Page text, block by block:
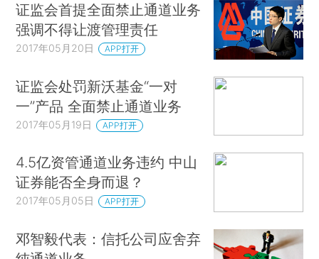
证监会首提全面禁止通道业务
强调不得让渡管理责任
2017年05月20日 APP打开
证监会处罚新沃基金“一对
一”产品 全面禁止通道业务
2017年05月19日 APP打开
4.5亿资管通道业务违约 中山
证券能否全身而退？
2017年05月05日 APP打开
邓智毅代表：信托公司应舍弃